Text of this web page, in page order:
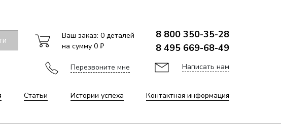
Ваш заказ: 0деталей
на сумму 0 ₽
8 800 350-35-28
8 495 669-68-49
Перезвоните мне Написать нам
Статьи Истории успеха Контактная информация